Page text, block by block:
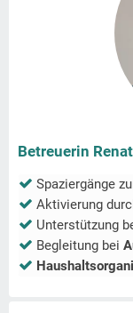
Betreuerin
Spaziergänge
Aktivierung
Unterstützung
Begleitung bei